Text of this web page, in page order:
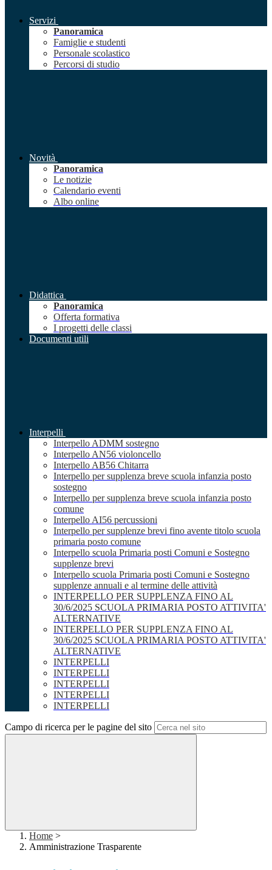
Servizi
Panoramica
Famiglie e studenti
Personale scolastico
Percorsi di studio
Novità
Panoramica
Le notizie
Calendario eventi
Albo online
Didattica
Panoramica
Offerta formativa
I progetti delle classi
Documenti utili
Interpelli
Interpello ADMM sostegno
Interpello AN56 violoncello
Interpello AB56 Chitarra
Interpello per supplenza breve scuola infanzia posto
sostegno
Interpello per supplenza breve scuola infanzia posto
comune
Interpello AI56 percussioni
Interpello per supplenze brevi fino avente titolo scuola
primaria posto comune
Interpello scuola Primaria posti Comuni e Sostegno
supplenze brevi
Interpello scuola Primaria posti Comuni e Sostegno
supplenze annuali e al termine delle attività
INTERPELLO PER SUPPLENZA FINO AL
30/6/2025 SCUOLA PRIMARIA POSTO ATTIVITA'
ALTERNATIVE
INTERPELLO PER SUPPLENZA FINO AL
30/6/2025 SCUOLA PRIMARIA POSTO ATTIVITA'
ALTERNATIVE
INTERPELLI
INTERPELLI
INTERPELLI
INTERPELLI
INTERPELLI
Campo di ricerca per le pagine del sito
Home >
Amministrazione Trasparente